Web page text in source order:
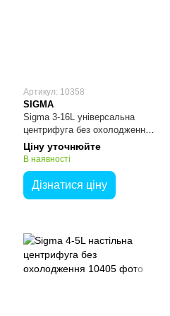
Артикул: 10358
SIGMA
Sigma 3-16L універсальна
центрифуга без охолодження
(IVD-Version)
Ціну уточнюйте
В наявності
Дізнатися ціну